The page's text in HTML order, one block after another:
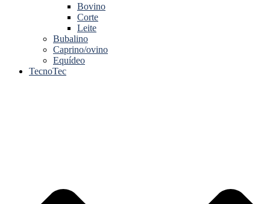
Bovino
Corte
Leite
Bubalino
Caprino/ovino
Equídeo
TecnoTec